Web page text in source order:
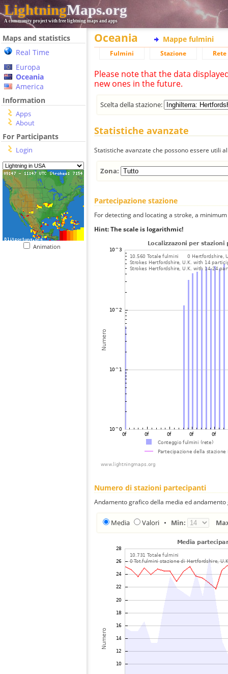
LightningMaps.org
A community project with free lightning maps and apps
Maps and statistics
Real Time
Europa
Oceania
America
Information
Apps
About
For Participants
Login
Animation
Oceania Mappe fulmini
Fulmini Stazione
Please note that the data
new ones in the future.
Scelta della stazione:
Statistiche avanzate
Statistiche avanzate che possono essere utili
Zona:
Partecipazione stazione
For detecting and locating a stroke, a
Hint: The scale is logarithmic!
Numero di stazioni partecipanti
Andamento grafico della media ed
Media Valori • Min: